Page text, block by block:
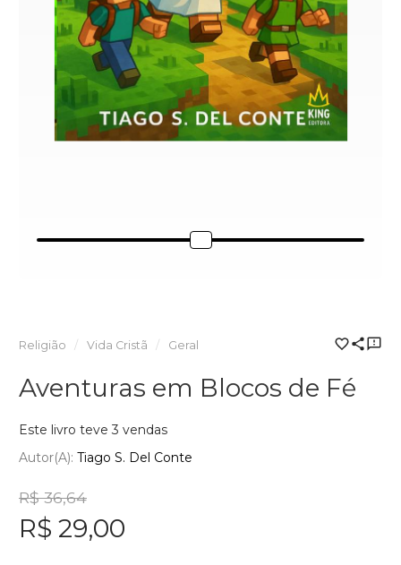
Religião Vida Cristã Geral
Aventuras em Blocos de Fé
Este livro teve 3 vendas
Autor(a): Tiago S. Del Conte
R$ 36,64
R$ 29,00